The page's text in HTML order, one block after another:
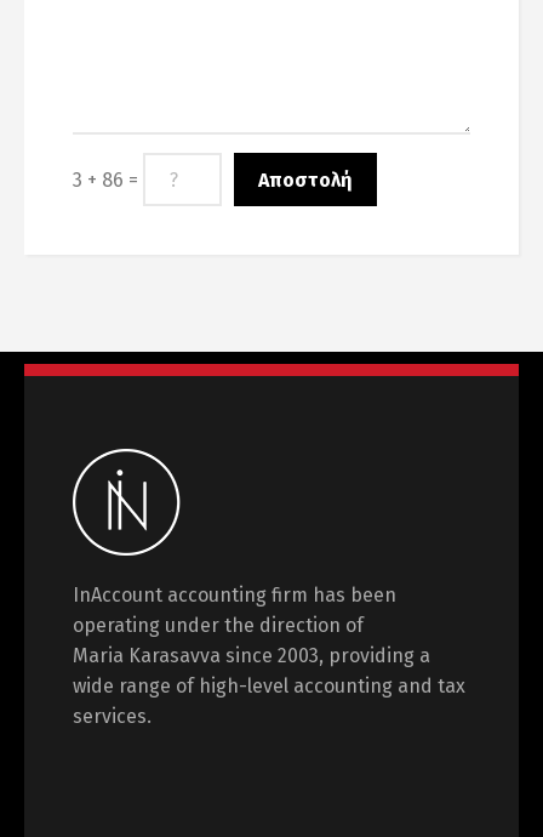
3 + 86 =
InAccount accounting firm has been
operating under the direction of
Maria Karasavva since 2003, providing a
wide range of high-level accounting and tax
services.